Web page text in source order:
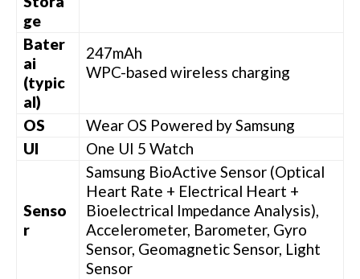
ge
Bater
ai
(typic
al)
247mAh
WPC-based wireless charging
OS
Wear OS Powered by Samsung
UI
One UI 5 Watch
Senso
r
Samsung BioActive Sensor (Optical
Heart Rate + Electrical Heart +
Bioelectrical Impedance Analysis),
Accelerometer, Barometer, Gyro
Sensor, Geomagnetic Sensor, Light
Sensor